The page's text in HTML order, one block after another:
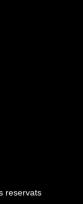
reservats